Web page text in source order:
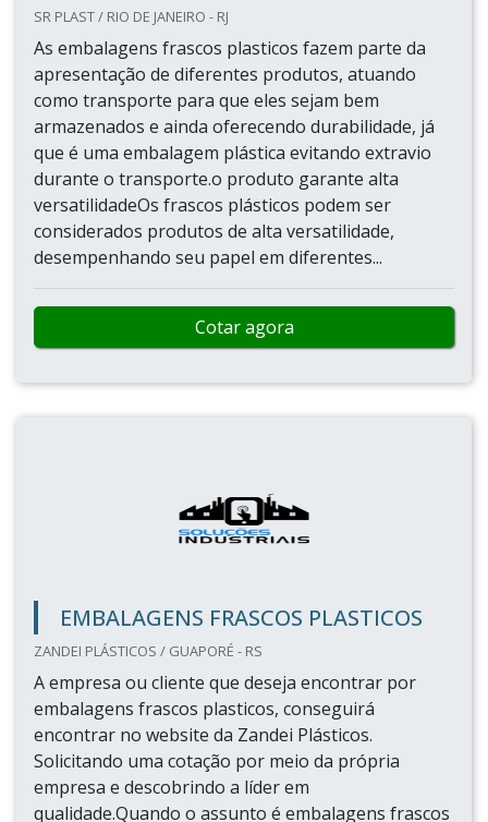
SR PLAST / RIO DE JANEIRO - RJ
As embalagens frascos plasticos fazem parte da
apresentação de diferentes produtos, atuando
como transporte para que eles sejam bem
armazenados e ainda oferecendo durabilidade, já
que é uma embalagem plástica evitando extravio
durante o transporte.o produto garante alta
versatilidadeOs frascos plásticos podem ser
considerados produtos de alta versatilidade,
desempenhando seu papel em diferentes...
Cotar agora
EMBALAGENS FRASCOS PLASTICOS
ZANDEI PLÁSTICOS / GUAPORÉ - RS
A empresa ou cliente que deseja encontrar por
embalagens frascos plasticos, conseguirá
encontrar no website da Zandei Plásticos.
Solicitando uma cotação por meio da própria
empresa e descobrindo a líder em
qualidade.Quando o assunto é embalagens frascos